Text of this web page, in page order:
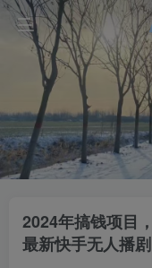
2024年搞钱项目
最新快手无人播剧